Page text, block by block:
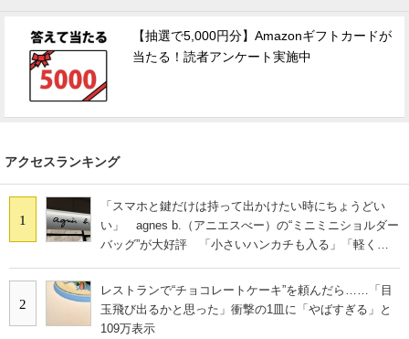
【抽選で5,000円分】Amazonギフトカードが
当たる！読者アンケート実施中
アクセスランキング
1
「スマホと鍵だけは持って出かけたい時にちょうどい
い」 agnes b.（アニエスべー）の“ミニミニショルダー
バッグ”が大好評 「小さいハンカチも入る」「軽くて
2
レストランで“チョコレートケーキ”を頼んだら……「目
玉飛び出るかと思った」衝撃の1皿に「やばすぎる」と
109万表示